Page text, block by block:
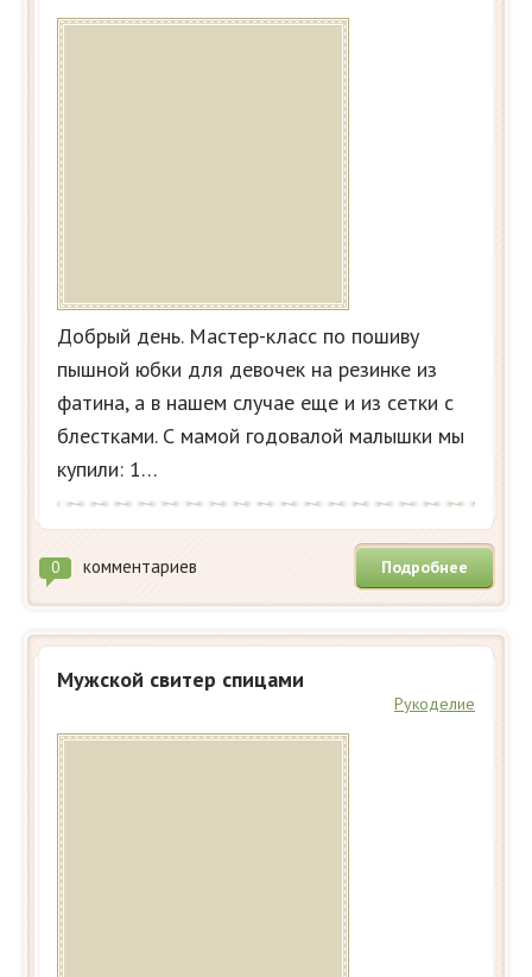
Добрый день. Мастер-класс по пошиву
пышной юбки для девочек на резинке из
фатина, а в нашем случае еще и из сетки с
блестками. С мамой годовалой малышки мы
купили: 1…
0 комментариев Подробнее
Мужской свитер спицами
Рукоделие